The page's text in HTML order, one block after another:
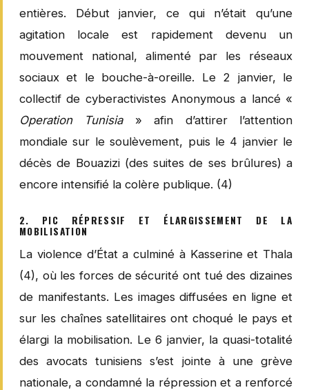
entières. Début janvier, ce qui n’était qu’une
agitation locale est rapidement devenu un
mouvement national, alimenté par les réseaux
sociaux et le bouche-à-oreille. Le 2 janvier, le
collectif de cyberactivistes Anonymous a lancé «
Operation Tunisia» afin d’attirer l’attention
mondiale sur le soulèvement, puis le 4 janvier le
décès de Bouazizi (des suites de ses brûlures) a
encore intensifié la colère publique. (4)
2. PIC RÉPRESSIF ET ÉLARGISSEMENT DE LA
MOBILISATION
La violence d’État a culminé à Kasserine et Thala
(4), où les forces de sécurité ont tué des dizaines
de manifestants. Les images diffusées en ligne et
sur les chaînes satellitaires ont choqué le pays et
élargi la mobilisation. Le 6 janvier, la quasi-totalité
des avocats tunisiens s’est jointe à une grève
nationale, a condamné la répression et a renforcé